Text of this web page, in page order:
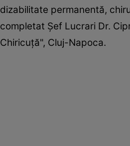
dizabilitate permanentă,
completat Şef Lucrari Dr.
Chiricuţă", Cluj-Napoca.